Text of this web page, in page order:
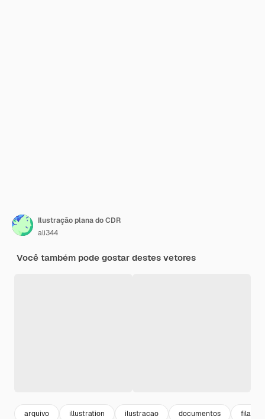
Ilustração plana do CDR
ali344
Você também pode gostar destes vetores
arquivo illustration ilustracao documentos fila